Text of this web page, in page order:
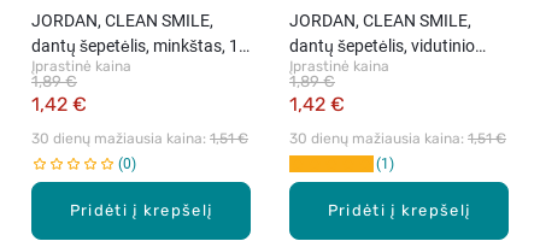
Pridėti į krepšelį
JORDAN, CLEAN SMILE,
dantų šepetėlis, minkštas, 1
vnt.
Įprastinė kaina
1,42 €
1,89 €
30 dienų mažiausia kaina: 1,51 €
0
Pridėti į krepšelį
JORDAN, CLEAN SMILE,
dantų šepetėlis, vidutinio
minkštumo, 1 vnt.
Įprastinė kaina
1,42 €
1,89 €
30 dienų mažiausia kaina: 1,51 €
1